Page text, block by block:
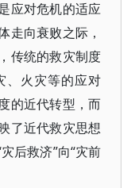
应对危机的适应
走向衰败之际，
传统的救灾制度
、火灾等的应对
的近代转型，而
了近代救灾思想
后救济”向“灾前